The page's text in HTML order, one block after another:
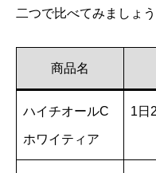
二つで比べてみましょう
商品名
ハイチオールC
ホワイティア
1日